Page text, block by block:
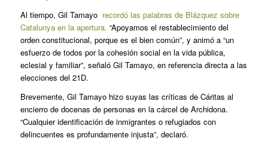
Al tiempo, Gil Tamayo recordó las palabras de Blázquez sobre
Catalunya en la apertura. “Apoyamos el restablecimiento del
orden constitucional, porque es el bien común”, y animó a “un
esfuerzo de todos por la cohesión social en la vida pública,
eclesial y familiar”, señaló Gil Tamayo, en referencia directa a las
elecciones del 21D.
Brevemente, Gil Tamayo hizo suyas las críticas de Cáritas al
encierro de docenas de personas en la cárcel de Archidona.
“Cualquier identificación de inmigrantes o refugiados con
delincuentes es profundamente injusta”, declaró.